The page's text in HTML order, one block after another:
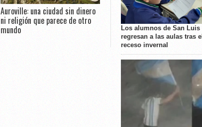
Auroville: una ciudad sin dinero
ni religión que parece de otro
mundo
Los alumnos de San Luis
regresan a las aulas tras el
receso invernal